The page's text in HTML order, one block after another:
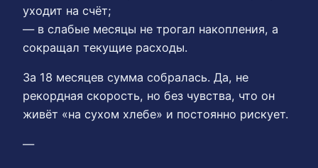
уходит на счёт;
— в слабые месяцы не трогал накопления, а
сокращал текущие расходы.
За 18 месяцев сумма собралась. Да, не
рекордная скорость, но без чувства, что он
живёт «на сухом хлебе» и постоянно рискует.
—